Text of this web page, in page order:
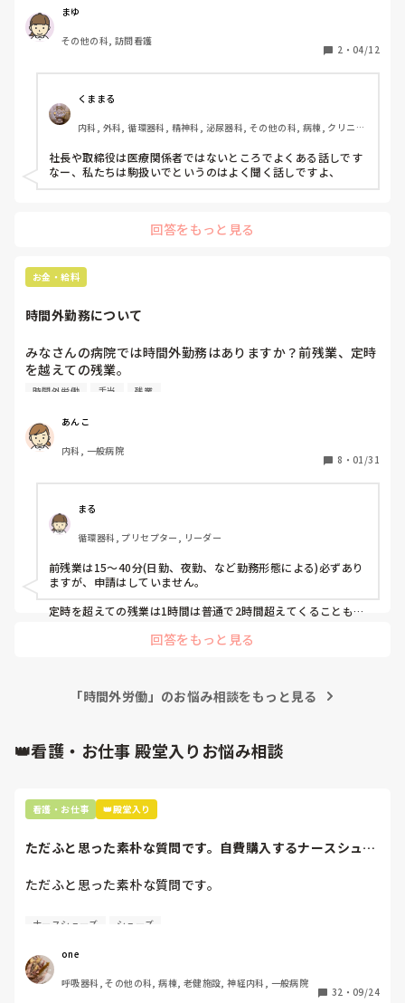
110km/日。100km超える日は休憩時間もとれず、ほとんど
車を運転しています。軽食とりながら運転していることも多
いです。比較的近場を廻るときは事務所に一旦帰って休憩で
きることもありますが…10分程度でぱぱっと食事を済ませて
記録をしています。ちなみに電子カルテではなく、手書きカ
ルテです。休憩時間がまともにとれないのは、訪問予定によ
ってしかたないな…とは思っています。（まぁ問題だと思い
ますが…）
勤務終了時間まで訪問の時は、直帰もしています。
なので、記録が書けれず2.3日くらいたまってしまうこと
も…朝少し早めに事務所に行って記録することもあります
書作成したり等々はどうしても時間外になってしまいます。
す）経営していて、社長（日和見主義、軽い）→取締役（気
分屋、基本的に人を見下している）→それぞれの事務所に管
いる事務所（Aとする）のほうが利用者様が少ないのに、も
るのはおかしいと取締役。カルテを持って出て、途中で書け
と。
そもそも紙カルテを外に持ってでるのもどうかと思うし、ろ
ないし。
うち（A事務所）とB事務所の訪問範囲も違えば移動距離も
違う。単純に訪問件数と時間外の時間だけみておかしいとい
締役に反論はしてくれているし、社長にもうちのスタッフの
状況を説明してくれています。
どうしても必要な時間外勤務しかつけていないのですが、そ
れも「悪」と捉えられているのってなんだかムカついて…。
必要な時間外勤務も認めてくれないなんて、辞めたくなる理
由にしてもいいですかね？
どうしたら、あの取締役にギャフン（死語ですね…）と言わ
何でもいいです。ご意見ください！
まゆ
その他の科, 訪問看護
2 ・ 04/12
くままる
内科, 外科, 循環器科, 精神科, 泌尿器科, その他の科, 病棟, クリニッ
室, 派遣
社長や取締役は医療関係者ではないところでよくある話しです
なー、私たちは駒扱いでというのはよく聞く話しですよ、
回答をもっと見る
お金・給料
時間外勤務について
みなさんの病院では時間外勤務はありますか？前残業、定時
を越えての残業。
どのぐらいのお時間ですか？
ていますか？
うちの病院はわりとはやめに打刻するのでサービス残業がお
おいと思っています。病院勤務ってサービス残業が今だに多
時間外労働 手当 残業
あんこ
内科, 一般病院
8 ・ 01/31
まる
循環器科, プリセプター, リーダー
前残業は15〜40分(日勤、夜勤、など勤務形態による)必ずあり
ますが、申請はしていません。
定時を超えての残業は1時間は普通で2時間超えてくることもあ
たり)でも、必ず申請しますし、通らないことはないです。
回答をもっと見る
「時間外労働」のお悩み相談をもっと見る
👑看護・お仕事 殿堂入りお悩み相談
看護・お仕事 👑殿堂入り
ただふと思った素朴な質問です。自費購入するナースシュー
ただふと思った素朴な質問です。
自費購入するナースシューズ(職場で使用してる靴)っていく
わたしの職場の指定は「白のスニーカー」。
すぐに汚くなるので1,500円は絶対に超えたくない思いがあ
ナースシューズ シューズ
one
呼吸器科, その他の科, 病棟, 老健施設, 神経内科, 一般病院
32 ・ 09/24